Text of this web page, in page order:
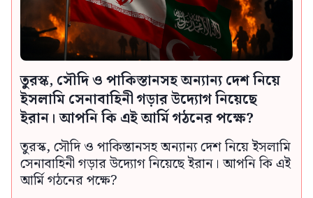
তুরস্ক, সৌদি ও পাকিস্তানসহ অন্যান্য দেশ নিয়ে
ইসলামি সেনাবাহিনী গড়ার উদ্যোগ নিয়েছে
ইরান। আপনি কি এই আর্মি গঠনের পক্ষে?
তুরস্ক, সৌদি ও পাকিস্তানসহ অন্যান্য দেশ নিয়ে ইসলামি
সেনাবাহিনী গড়ার উদ্যোগ নিয়েছে ইরান। আপনি কি এই
আর্মি গঠনের পক্ষে?